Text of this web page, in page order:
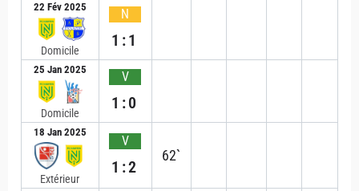
22 Fév 2025
Domicile
N
1:1
25 Jan 2025
Domicile
V
1:0
18 Jan 2025
Extérieur
V
1:2
62`